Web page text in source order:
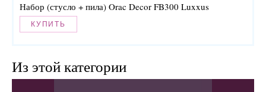
Набор (стусло + пила) Orac Decor FB300 Luxxus
КУПИТЬ
Из этой категории